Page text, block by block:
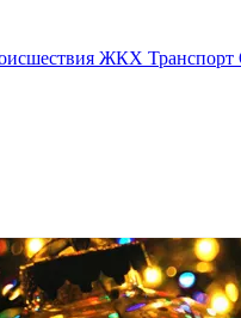
ЖКХ Транспорт